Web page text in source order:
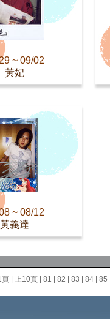
~ 09/02
黃妃
~ 08/12
黃義達
頁 上10頁 81 82 83 84 85